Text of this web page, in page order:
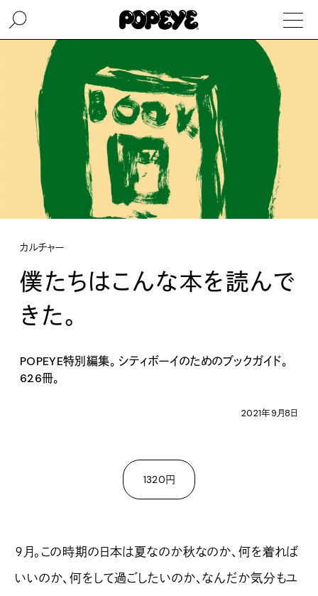
カルチャー
僕たちはこんな本を読んで
きた。
POPEYE特別編集。 シティボーイのためのブックガイド。
626冊。
2021年9月8日
1320円
９月。この時期の日本は夏なのか秋なのか、何を着れば
いいのか、何をして過ごしたいのか、なんだか気分もユ